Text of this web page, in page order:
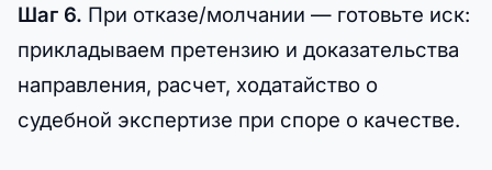
Шаг 6. При отказе/молчании — готовьте иск:
прикладываем претензию и доказательства
направления, расчет, ходатайство о
судебной экспертизе при споре о качестве.